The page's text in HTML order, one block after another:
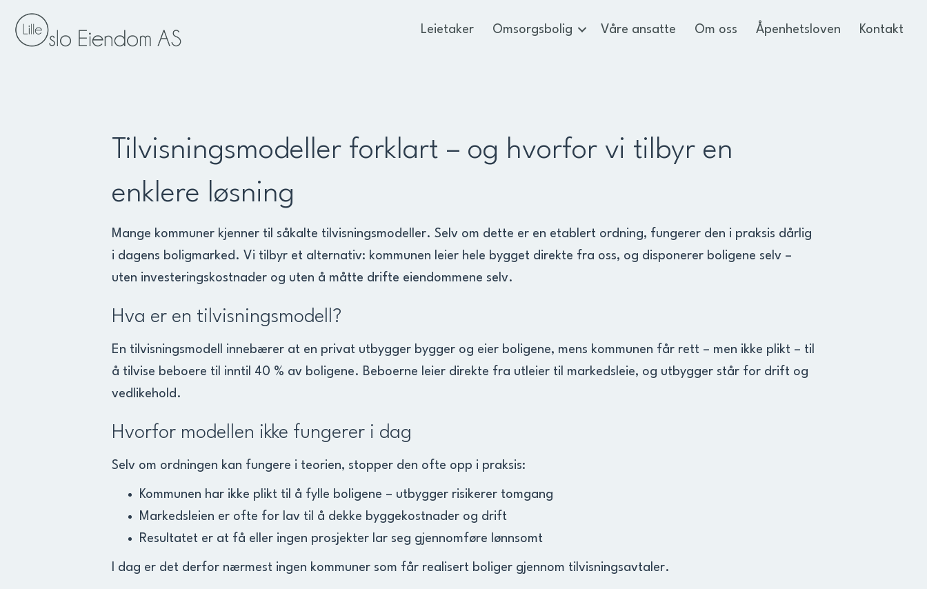
Leietaker Omsorgsbolig Våre ansatte Om oss Åpenhetsloven Kontakt
Tilvisningsmodeller forklart – og hvorfor vi tilbyr en
enklere løsning
Mange kommuner kjenner til såkalte tilvisningsmodeller. Selv om dette er en etablert ordning, fungerer den i praksis dårlig
i dagens boligmarked. Vi tilbyr et alternativ: kommunen leier hele bygget direkte fra oss, og disponerer boligene selv –
uten investeringskostnader og uten å måtte drifte eiendommene selv.
Hva er en tilvisningsmodell?
En tilvisningsmodell innebærer at en privat utbygger bygger og eier boligene, mens kommunen får rett – men ikke plikt – til
å tilvise beboere til inntil 40 % av boligene. Beboerne leier direkte fra utleier til markedsleie, og utbygger står for drift og
vedlikehold.
Hvorfor modellen ikke fungerer i dag
Selv om ordningen kan fungere i teorien, stopper den ofte opp i praksis:
Kommunen har ikke plikt til å fylle boligene – utbygger risikerer tomgang
Markedsleien er ofte for lav til å dekke byggekostnader og drift
Resultatet er at få eller ingen prosjekter lar seg gjennomføre lønnsomt
I dag er det derfor nærmest ingen kommuner som får realisert boliger gjennom tilvisningsavtaler.